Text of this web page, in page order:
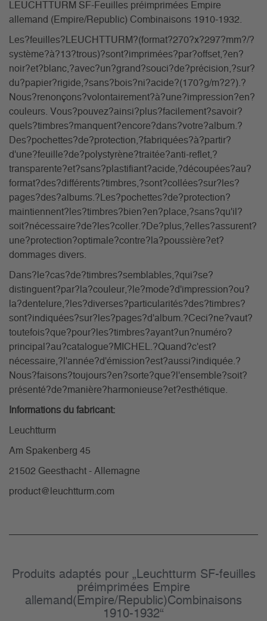
LEUCHTTURM SF-Feuilles préimprimées Empire
allemand (Empire/Republic) Combinaisons 1910-1932.
Les?feuilles?LEUCHTTURM?(format?270?x?297?mm?/?
système?à?13?trous)?sont?imprimées?par?offset,?en?
noir?et?blanc,?avec?un?grand?souci?de?précision,?sur?
du?papier?rigide,?sans?bois?ni?acide?(170?g/m?2?).?
Nous?renonçons?volontairement?à?une?impression?en?
couleurs. Vous?pouvez?ainsi?plus?facilement?savoir?
quels?timbres?manquent?encore?dans?votre?album.?
Des?pochettes?de?protection,?fabriquées?à?partir?
d'une?feuille?de?polystyrène?traitée?anti-reflet,?
transparente?et?sans?plastifiant?acide,?découpées?au?
format?des?différents?timbres,?sont?collées?sur?les?
pages?des?albums.?Les?pochettes?de?protection?
maintiennent?les?timbres?bien?en?place,?sans?qu'il?
soit?nécessaire?de?les?coller.?De?plus,?elles?assurent?
une?protection?optimale?contre?la?poussière?et?
dommages divers.
Dans?le?cas?de?timbres?semblables,?qui?se?
distinguent?par?la?couleur,?le?mode?d'impression?ou?
la?dentelure,?les?diverses?particularités?des?timbres?
sont?indiquées?sur?les?pages?d'album.?Ceci?ne?vaut?
toutefois?que?pour?les?timbres?ayant?un?numéro?
principal?au?catalogue?MICHEL.?Quand?c'est?
nécessaire,?l'année?d'émission?est?aussi?indiquée.?
Nous?faisons?toujours?en?sorte?que?l'ensemble?soit?
présenté?de?manière?harmonieuse?et?esthétique.
Informations du fabricant:
Leuchtturm
Am Spakenberg 45
21502 Geesthacht - Allemagne
product@leuchtturm.com
Produits adaptés pour „Leuchtturm SF-feuilles
préimprimées Empire
allemand(Empire/Republic)Combinaisons
1910-1932“